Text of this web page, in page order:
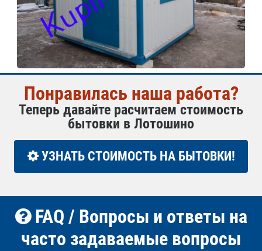
Понравилась наша работа?
Теперь давайте расчитаем стоимость
бытовки в Лотошино
УЗНАТЬ СТОИМОСТЬ НА БЫТОВКИ!
FAQ / Вопросы и ответы на
часто задаваемые вопросы